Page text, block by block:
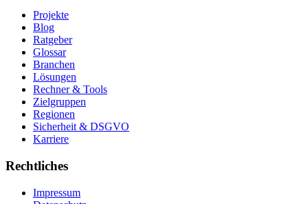
Projekte
Blog
Ratgeber
Glossar
Branchen
Lösungen
Rechner & Tools
Zielgruppen
Regionen
Sicherheit & DSGVO
Karriere
Rechtliches
Impressum